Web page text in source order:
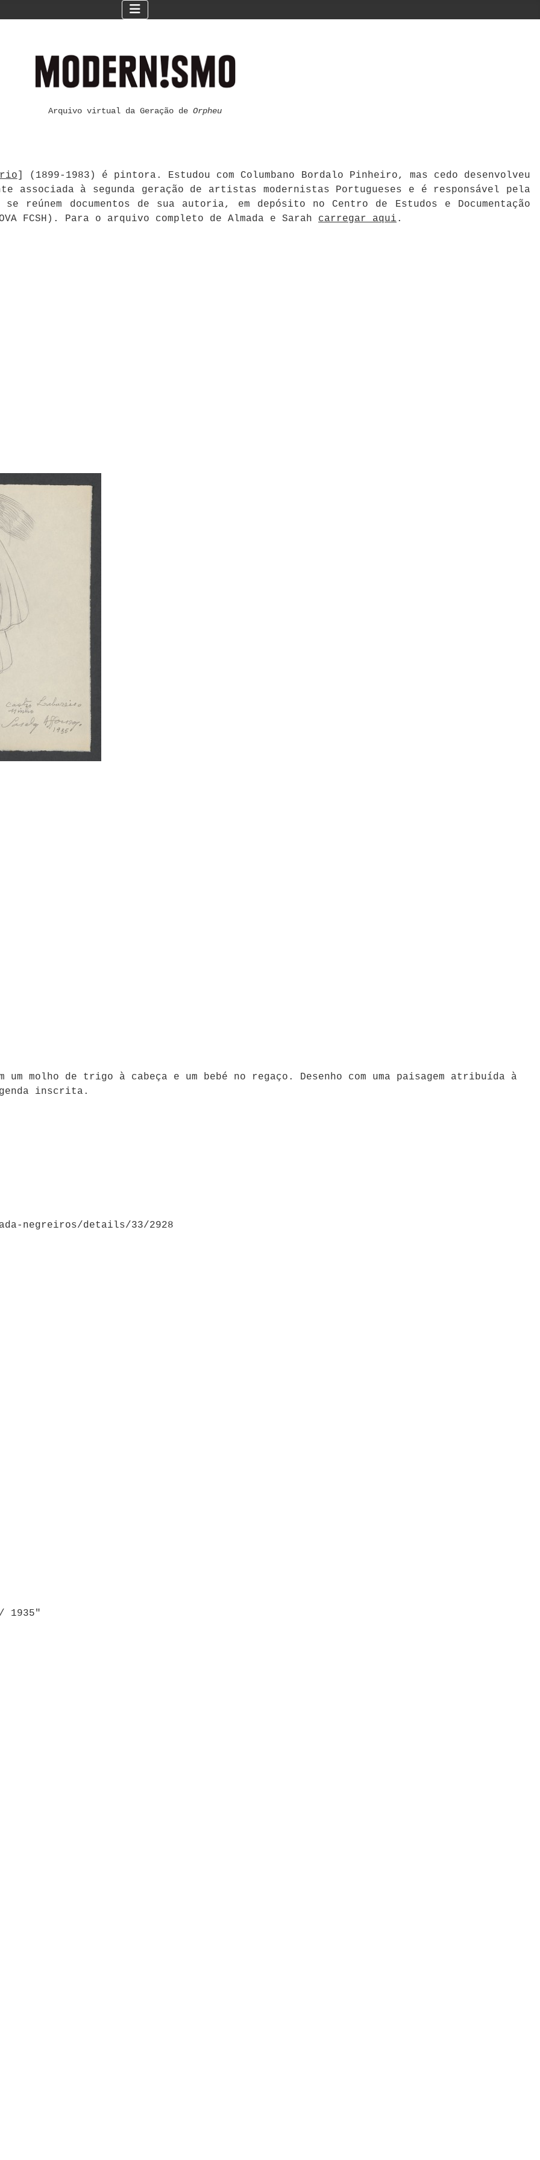
Arquivo virtual da Geração de Orpheu
] (1899-1983) é pintora. Estudou com Columbano Bordalo Pinheiro, mas cedo desenvolveu
associada à segunda geração de artistas modernistas Portugueses e é responsável pela
documentos de sua autoria, em depósito no Centro de Estudos e Documentação
FCSH). Para o arquivo completo de Almada e Sarah carregar aqui .
molho de trigo à cabeça e um bebé no regaço. Desenho com uma paisagem atribuída à
inscrita.
negreiros/details/33/2928
1935"